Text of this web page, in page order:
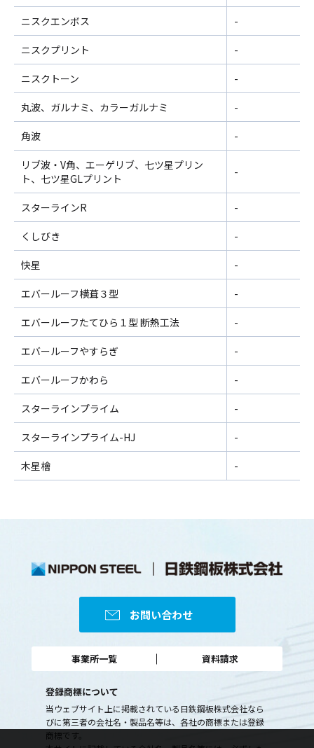
ニスクエンボス -
ニスクプリント -
ニスクトーン -
丸波、ガルナミ、カラーガルナミ -
角波 -
リブ波・V角、エーゲリブ、七ツ星プリン
ト、七ツ星GLプリント
-
スターラインR -
くしびき -
快星 -
エバールーフ横葺３型 -
エバールーフたてひら１型 断熱工法 -
エバールーフやすらぎ -
エバールーフかわら -
スターラインプライム -
スターラインプライム-HJ -
木星檜 -
お問い合わせ
事業所一覧 資料請求
登録商標について
当ウェブサイト上に掲載されている日鉄鋼板株式会社なら
びに第三者の会社名・製品名等は、 各社の商標または登録
商標です。